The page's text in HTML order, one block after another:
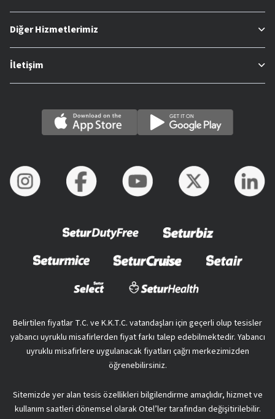
Diğer Hizmetlerimiz
İletişim
Belirtilen fiyatlar T.C. ve K.K.T.C. vatandaşları için geçerli olup tesisler
yabancı uyruklu misafirlerden fiyat farkı talep edebilmektedir. Yabancı
uyruklu misafirlere uygulanacak fiyatları çağrı merkezimizden
öğrenebilirsiniz.
Sitemizde yer alan tesis özellikleri bilgilendirme amaçlıdır, hizmet ve
kullanım saatleri dönemsel olarak Otel’ler tarafından değişitirilebilir.